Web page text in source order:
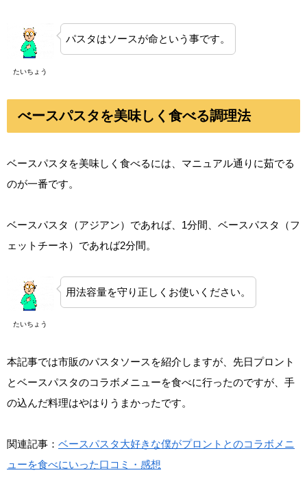
たいちょう
パスタはソースが命という事です。
べースパスタを美味しく食べる調理法
ベースパスタを美味しく食べるには、マニュアル通りに茹でる
のが一番です。
ベースパスタ（アジアン）であれば、1分間、ベースパスタ（フ
ェットチーネ）であれば2分間。
たいちょう
用法容量を守り正しくお使いください。
本記事では市販のパスタソースを紹介しますが、先日プロント
とベースパスタのコラボメニューを食べに行ったのですが、手
の込んだ料理はやはりうまかったです。
関連記事： ベースパスタ大好きな僕がプロントとのコラボメニ
ューを食べにいった口コミ・感想